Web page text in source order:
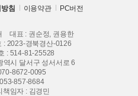
침 이용약관 PC버전
대표 : 권순정, 권용한
: 2023-경북경산-0126
: 514-81-25528
역시 달서구 성서서로 6
8672-0095
857-8684
임자 : 김경민